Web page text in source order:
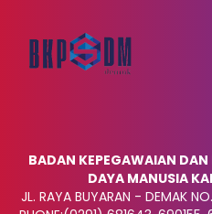
BADAN KEPEGAWAIAN
DAYA MANUSIA
JL. RAYA BUYARAN - DEMAK